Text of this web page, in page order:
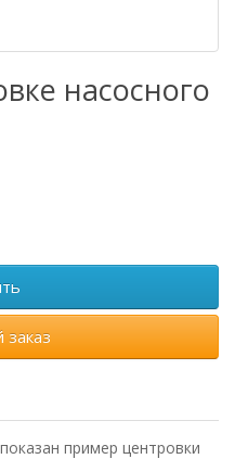
насосного
пример центровки